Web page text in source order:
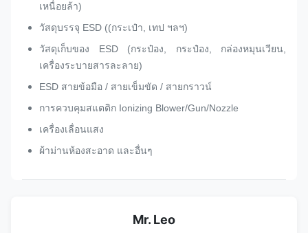
เหนื่อยล้า)
วัสดุบรรจุ ESD ((กระเป๋า, เทป ฯลฯ)
วัสดุเก็บของ ESD (กระป๋อง, กระป๋อง, กล่องหมุนเวียน,
เครื่องระบายสารละลาย)
ESD สายข้อมือ / สายเข็มขัด / สายกราวน์
การควบคุมสแตติก Ionizing Blower/Gun/Nozzle
เครื่องเลื่อนแสง
ผ้าม่านห้องสะอาด และอื่นๆ
Mr. Leo